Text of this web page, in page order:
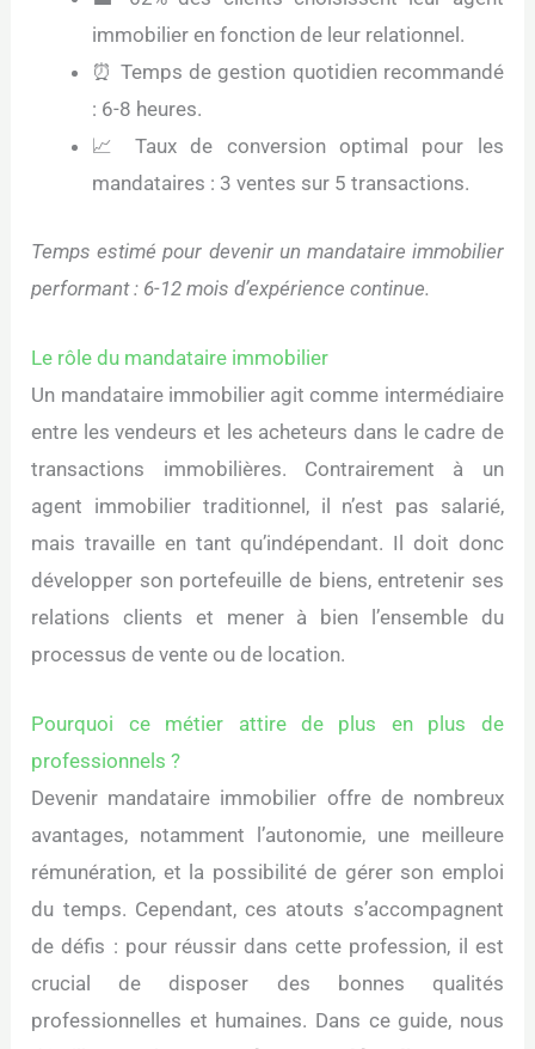
immobilier en fonction de leur relationnel.
⏰ Temps de gestion quotidien recommandé
: 6-8 heures.
📈 Taux de conversion optimal pour les
mandataires : 3 ventes sur 5 transactions.
Temps estimé pour devenir un mandataire immobilier
performant : 6-12 mois d’expérience continue.
Le rôle du mandataire immobilier
Un mandataire immobilier agit comme intermédiaire
entre les vendeurs et les acheteurs dans le cadre de
transactions immobilières. Contrairement à un
agent immobilier traditionnel, il n’est pas salarié,
mais travaille en tant qu’indépendant. Il doit donc
développer son portefeuille de biens, entretenir ses
relations clients et mener à bien l’ensemble du
processus de vente ou de location.
Pourquoi ce métier attire de plus en plus de
professionnels ?
Devenir mandataire immobilier offre de nombreux
avantages, notamment l’autonomie, une meilleure
rémunération, et la possibilité de gérer son emploi
du temps. Cependant, ces atouts s’accompagnent
de défis : pour réussir dans cette profession, il est
crucial de disposer des bonnes qualités
professionnelles et humaines. Dans ce guide, nous